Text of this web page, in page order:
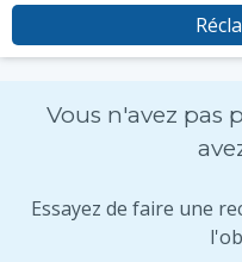
Vous n'avez pas
Essayez de faire une